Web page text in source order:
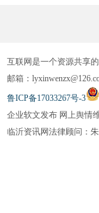
互联网是一个资源共享
邮箱：
鲁ICP备17033267号-3
企业软文发布 网上舆情
临沂资讯网法律顾问：